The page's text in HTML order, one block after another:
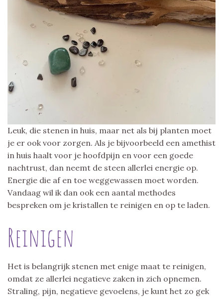
Leuk, die stenen in huis, maar net als bij planten moet
je er ook voor zorgen. Als je bijvoorbeeld een amethist
in huis haalt voor je hoofdpijn en voor een goede
nachtrust, dan neemt de steen allerlei energie op.
Energie die af en toe weggewassen moet worden.
Vandaag wil ik dan ook een aantal methodes
bespreken om je kristallen te reinigen en op te laden.
Reinigen
Het is belangrijk stenen met enige maat te reinigen,
omdat ze allerlei negatieve zaken in zich opnemen.
Straling, pijn, negatieve gevoelens, je kunt het zo gek